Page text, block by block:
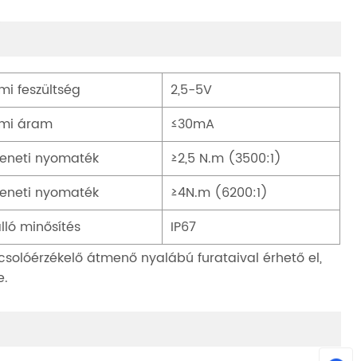
feszültség
2,5-5V
áram
≤30mA
nyomaték
≥2,5 N.m (3500:1)
nyomaték
≥4N.m (6200:1)
minősítés
IP67
átmenő nyalábú furataival érhető el,